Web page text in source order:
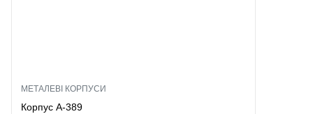
МЕТАЛЕВІ КОРПУСИ
Корпус A-389